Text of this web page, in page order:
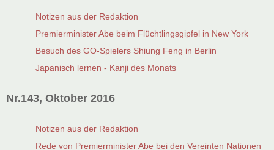
Notizen aus der Redaktion
Premierminister Abe beim Flüchtlingsgipfel in New York
Besuch des GO-Spielers Shiung Feng in Berlin
Japanisch lernen - Kanji des Monats
Nr.143, Oktober 2016
Notizen aus der Redaktion
Rede von Premierminister Abe bei den Vereinten Nationen